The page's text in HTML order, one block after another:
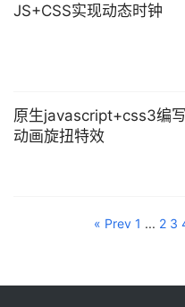
JS+CSS实现动态时钟
原生javascript+css3编
动画旋扭特效
« Prev 1 ... 2 3